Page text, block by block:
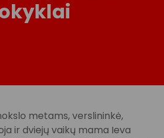
metams, verslininkė,
ir dviejų vaikų mama Ieva